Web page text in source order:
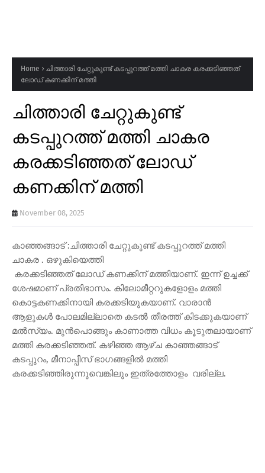
Home
ചിത്താരി ചേറ്റുകുണ്ട് കടപ്പുറത്ത് മത്തി ചാകര കരക്കടിഞ്ഞത്
ലോഡ് കണക്കിന് മത്തി
ചിത്താരി ചേറ്റുകുണ്ട്
കടപ്പുറത്ത് മത്തി ചാകര
കരക്കടിഞ്ഞത് ലോഡ്
കണക്കിന് മത്തി
November 08, 2025
കാഞ്ഞങ്ങാട് :ചിത്താരി ചേറ്റുകുണ്ട് കടപ്പുറത്ത് മത്തി
ചാകര . ഒഴുകിയെത്തി
കരക്കടിഞ്ഞത് ലോഡ് കണക്കിന് മത്തിയാണ്. ഇന്ന് ഉച്ചക്ക്
ശേഷമാണ് പ്രതിഭാസം. കിലോമീറ്ററുകളോളം മത്തി
കൊട്ടകണക്കിനായി കരക്കടിയുകയാണ്. വാരാൻ
ആളുകൾ പോലമില്ലാതെ കടൽ തീരത്ത് കിടക്കുകയാണ്
മൽസ്യം. മുൻപൊങ്ങും കാണാത്ത വിധം കൂടുതലായാണ്
മത്തി കരക്കടിഞ്ഞത്. കഴിഞ്ഞ ആഴ്ച കാഞ്ഞങ്ങാട്
കടപ്പുറം, മീനാപ്പീസ് ഭാഗങ്ങളിൽ മത്തി
കരക്കടിഞ്ഞിരുന്നുവെങ്കിലും ഇത്രത്തോളം വരില്ല.